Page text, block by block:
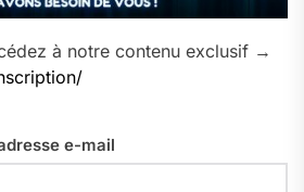
à notre contenu exclusif →
e-mail